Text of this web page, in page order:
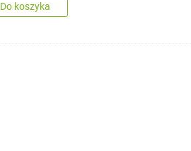
Do koszyka